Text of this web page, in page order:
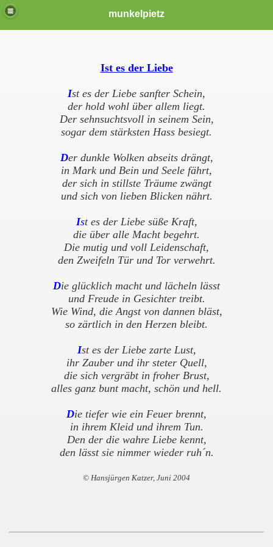
munkelpietz
Ist es der Liebe
Ist es der Liebe sanfter Schein,
der hold wohl über allem liegt.
Der sehnsuchtsvoll in seinem Sein,
sogar dem stärksten Hass besiegt.
Der dunkle Wolken abseits drängt,
in Mark und Bein und Seele fährt,
der sich in stillste Träume zwängt
und sich von lieben Blicken nährt.
Ist es der Liebe süße Kraft,
die über alle Macht begehrt.
Die mutig und voll Leidenschaft,
den Zweifeln Tür und Tor verwehrt.
Die glücklich macht und lächeln lässt
und Freude in Gesichter treibt.
Wie Wind, die Angst von dannen bläst,
so zärtlich in den Herzen bleibt.
Ist es der Liebe zarte Lust,
ihr Zauber und ihr steter Quell,
die sich vergräbt in froher Brust,
alles ganz bunt macht, schön und hell.
Die tiefer wie ein Feuer brennt,
in ihrem Kleid und ihrem Tun.
Den der die wahre Liebe kennt,
den lässt sie nimmer wieder ruh´n.
© Hansjürgen Katzer, Juni 2004